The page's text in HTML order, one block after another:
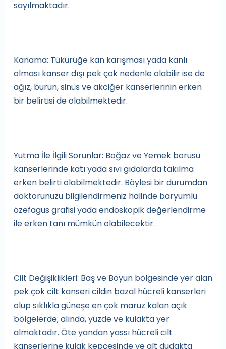
sayılmaktadır.
Kanama: Tükürüğe kan karışması yada kanlı
olması kanser dışı pek çok nedenle olabilir ise de
ağız, burun, sinüs ve akciğer kanserlerinin erken
bir belirtisi de olabilmektedir.
Yutma İle İlgili Sorunlar: Boğaz ve Yemek borusu
kanserlerinde katı yada sıvı gıdalarda takılma
erken belirti olabilmektedir. Böylesi bir durumdan
doktorunuzu bilgilendirmeniz halinde baryumlu
özefagus grafisi yada endoskopik değerlendirme
ile erken tanı mümkün olabilecektir.
Cilt Değişiklikleri: Baş ve Boyun bölgesinde yer alan
pek çok cilt kanseri cildin bazal hücreli kanserleri
olup sıklıkla güneşe en çok maruz kalan açık
bölgelerde; alında, yüzde ve kulakta yer
almaktadır. Öte yandan yassı hücreli cilt
kanserlerine kulak kepçesinde ve alt dudakta